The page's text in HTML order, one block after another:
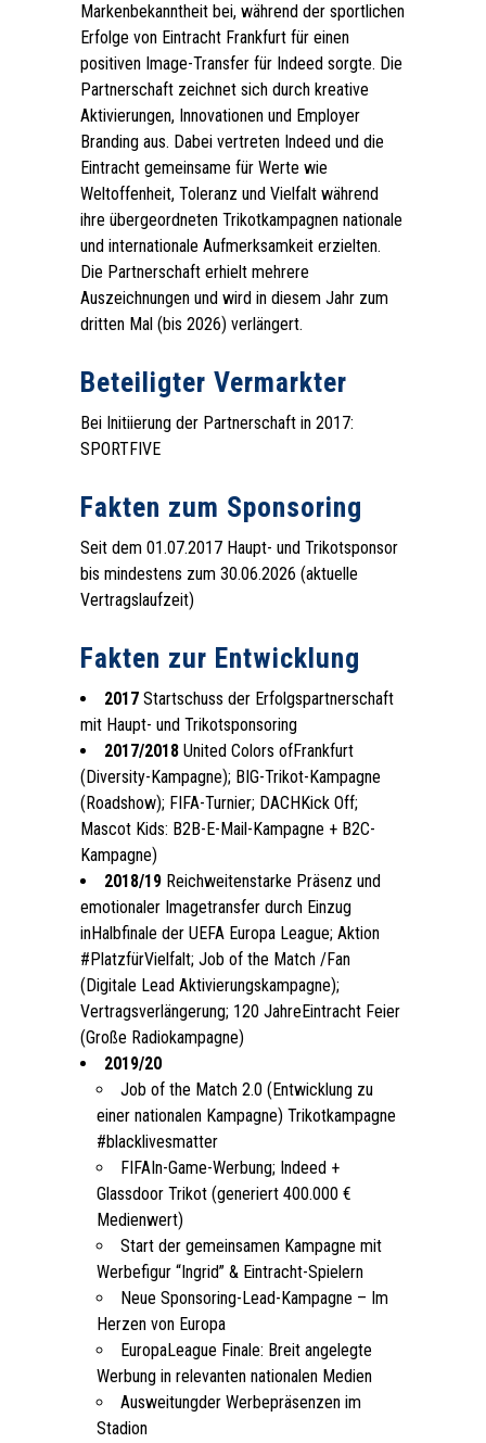
Markenbekanntheit bei, während der sportlichen
Erfolge von Eintracht Frankfurt für einen
positiven Image-Transfer für Indeed sorgte. Die
Partnerschaft zeichnet sich durch kreative
Aktivierungen, Innovationen und Employer
Branding aus. Dabei vertreten Indeed und die
Eintracht gemeinsame für Werte wie
Weltoffenheit, Toleranz und Vielfalt während
ihre übergeordneten Trikotkampagnen nationale
und internationale Aufmerksamkeit erzielten.
Die Partnerschaft erhielt mehrere
Auszeichnungen und wird in diesem Jahr zum
dritten Mal (bis 2026) verlängert.
Beteiligter Vermarkter
Bei Initiierung der Partnerschaft in 2017:
SPORTFIVE
Fakten zum Sponsoring
Seit dem 01.07.2017 Haupt- und Trikotsponsor
bis mindestens zum 30.06.2026 (aktuelle
Vertragslaufzeit)
Fakten zur Entwicklung
2017 Startschuss der Erfolgspartnerschaft
mit Haupt- und Trikotsponsoring
2017/2018 United Colors ofFrankfurt
(Diversity-Kampagne); BIG-Trikot-Kampagne
(Roadshow); FIFA-Turnier; DACHKick Off;
Mascot Kids: B2B-E-Mail-Kampagne + B2C-
Kampagne)
2018/19 Reichweitenstarke Präsenz und
emotionaler Imagetransfer durch Einzug
inHalbfinale der UEFA Europa League; Aktion
#PlatzfürVielfalt; Job of the Match /Fan
(Digitale Lead Aktivierungskampagne);
Vertragsverlängerung; 120 JahreEintracht Feier
(Große Radiokampagne)
2019/20
Job of the Match 2.0 (Entwicklung zu
einer nationalen Kampagne) Trikotkampagne
#blacklivesmatter
FIFAIn-Game-Werbung; Indeed +
Glassdoor Trikot (generiert 400.000 €
Medienwert)
Start der gemeinsamen Kampagne mit
Werbefigur “Ingrid” & Eintracht-Spielern
Neue Sponsoring-Lead-Kampagne – Im
Herzen von Europa
EuropaLeague Finale: Breit angelegte
Werbung in relevanten nationalen Medien
Ausweitungder Werbepräsenzen im
Stadion